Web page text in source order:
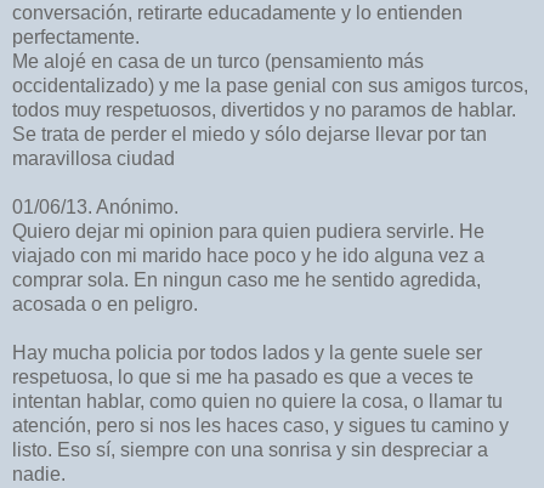
conversación, retirarte educadamente y lo entienden
perfectamente.
Me alojé en casa de un turco (pensamiento más
occidentalizado) y me la pase genial con sus amigos turcos,
todos muy respetuosos, divertidos y no paramos de hablar.
Se trata de perder el miedo y sólo dejarse llevar por tan
maravillosa ciudad
01/06/13. Anónimo.
Quiero dejar mi opinion para quien pudiera servirle. He
viajado con mi marido hace poco y he ido alguna vez a
comprar sola. En ningun caso me he sentido agredida,
acosada o en peligro.
Hay mucha policia por todos lados y la gente suele ser
respetuosa, lo que si me ha pasado es que a veces te
intentan hablar, como quien no quiere la cosa, o llamar tu
atención, pero si nos les haces caso, y sigues tu camino y
listo. Eso sí, siempre con una sonrisa y sin despreciar a
nadie.